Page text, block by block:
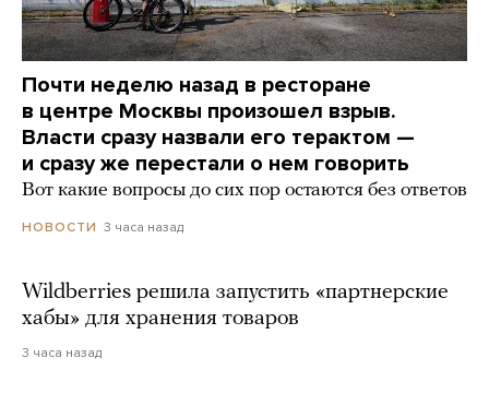
Почти неделю назад в ресторане
в центре Москвы произошел взрыв.
Власти сразу назвали его терактом —
и сразу же перестали о нем говорить
Вот какие вопросы до сих пор остаются без ответов
НОВОСТИ 3 часа назад
Wildberries решила запустить «партнерские
хабы» для хранения товаров
3 часа назад